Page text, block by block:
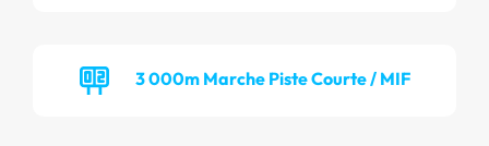
3 000m Marche Piste Courte / MIF